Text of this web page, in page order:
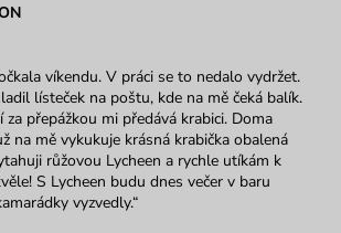
víkendu. V práci se to nedalo vydržet.
lísteček na poštu, kde na mě čeká balík.
za přepážkou mi předává krabici. Doma
na mě vykukuje krásná krabička obalená
růžovou Lycheen a rychle utíkám k
S Lycheen budu dnes večer v baru
vyzvedly.“